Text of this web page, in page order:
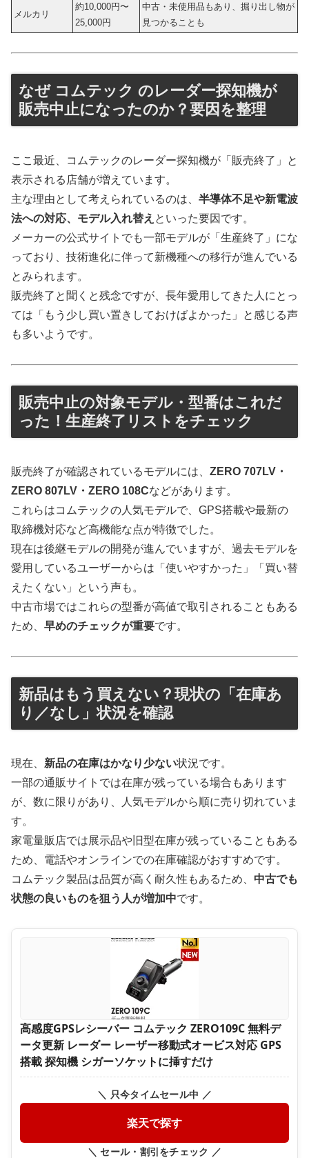
メルカリ
約10,000円〜
25,000円
中古・未使用品もあり、掘り出し物が
見つかることも
なぜ コムテック のレーダー探知機が
販売中止になったのか？要因を整理
ここ最近、コムテックのレーダー探知機が「販売終了」と
表示される店舗が増えています。
主な理由として考えられているのは、 半導体不足や新電波
法への対応、モデル入れ替え といった要因です。
メーカーの公式サイトでも一部モデルが「生産終了」にな
っており、技術進化に伴って新機種への移行が進んでいる
とみられます。
販売終了と聞くと残念ですが、長年愛用してきた人にとっ
ては「もう少し買い置きしておけばよかった」と感じる声
も多いようです。
販売中止の対象モデル・型番はこれだ
った！生産終了リストをチェック
販売終了が確認されているモデルには、 ZERO 707LV・
ZERO 807LV・ZERO 108Cなどがあります。
これらはコムテックの人気モデルで、GPS搭載や最新の
取締機対応など高機能な点が特徴でした。
現在は後継モデルの開発が進んでいますが、過去モデルを
愛用しているユーザーからは「使いやすかった」「買い替
えたくない」という声も。
中古市場ではこれらの型番が高値で取引されることもある
ため、 早めのチェックが重要です。
新品はもう買えない？現状の「在庫あ
り／なし」状況を確認
現在、 新品の在庫はかなり少ない状況です。
一部の通販サイトでは在庫が残っている場合もあります
が、数に限りがあり、人気モデルから順に売り切れていま
す。
家電量販店では展示品や旧型在庫が残っていることもある
ため、電話やオンラインでの在庫確認がおすすめです。
コムテック製品は品質が高く耐久性もあるため、 中古でも
状態の良いものを狙う人が増加中です。
高感度GPSレシーバー コムテック ZERO109C 無料デ
ータ更新 レーダー レーザー移動式オービス対応 GPS
搭載 探知機 シガーソケットに挿すだけ
＼ 只今タイムセール中 ／
楽天で探す
＼ セール・割引をチェック ／